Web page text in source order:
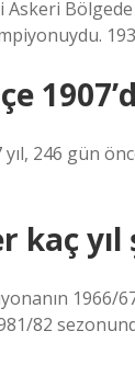
Askeri
yıl, 246 gün
kaç
1966/
82